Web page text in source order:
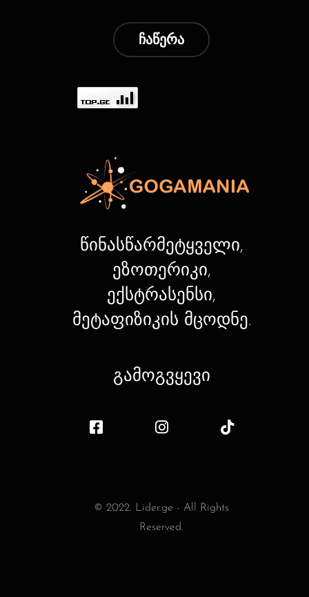
ჩაწერა
წინასწარმეტყველი,
ეზოთერიკი,
ექსტრასენსი,
მეტაფიზიკის მცოდნე.
გამოგვყევი
© 2022. Lider.ge - All Rights
Reserved.